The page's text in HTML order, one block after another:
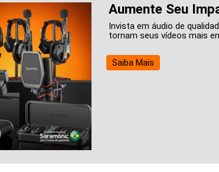
Aumente Seu
Invista em áudio de
tornam seus vídeos mais
Saiba Mais